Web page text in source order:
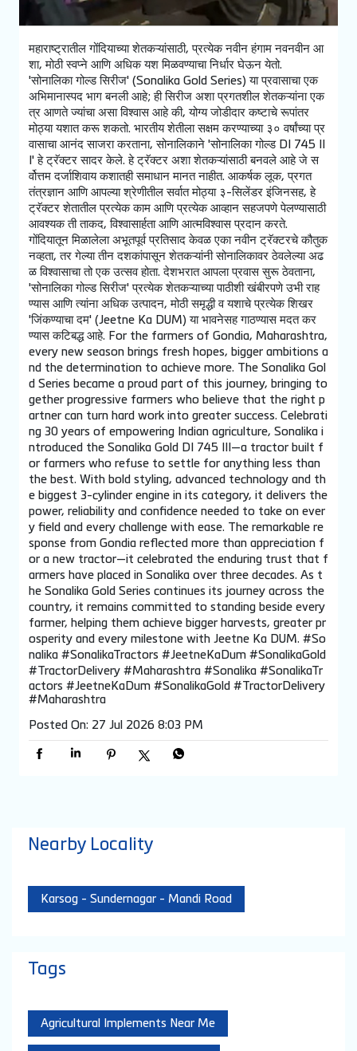
महाराष्ट्रातील गोंदियाच्या शेतकऱ्यांसाठी, प्रत्येक नवीन हंगाम नवनवीन आ
शा, मोठी स्वप्ने आणि अधिक यश मिळवण्याचा निर्धार घेऊन येतो.
'सोनालिका गोल्ड सिरीज' (Sonalika Gold Series) या प्रवासाचा एक
अभिमानास्पद भाग बनली आहे; ही सिरीज अशा प्रगतशील शेतकऱ्यांना एक
त्र आणते ज्यांचा असा विश्वास आहे की, योग्य जोडीदार कष्टाचे रूपांतर
मोठ्या यशात करू शकतो. भारतीय शेतीला सक्षम करण्याच्या ३० वर्षांच्या प्र
वासाचा आनंद साजरा करताना, सोनालिकाने 'सोनालिका गोल्ड DI 745 II
I' हे ट्रॅक्टर सादर केले. हे ट्रॅक्टर अशा शेतकऱ्यांसाठी बनवले आहे जे स
र्वोत्तम दर्जाशिवाय कशातही समाधान मानत नाहीत. आकर्षक लूक, प्रगत
तंत्रज्ञान आणि आपल्या श्रेणीतील सर्वात मोठ्या ३-सिलेंडर इंजिनसह, हे
ट्रॅक्टर शेतातील प्रत्येक काम आणि प्रत्येक आव्हान सहजपणे पेलण्यासाठी
आवश्यक ती ताकद, विश्वासार्हता आणि आत्मविश्वास प्रदान करते.
गोंदियातून मिळालेला अभूतपूर्व प्रतिसाद केवळ एका नवीन ट्रॅक्टरचे कौतुक
नव्हता, तर गेल्या तीन दशकांपासून शेतकऱ्यांनी सोनालिकावर ठेवलेल्या अढ
ळ विश्वासाचा तो एक उत्सव होता. देशभरात आपला प्रवास सुरू ठेवताना,
'सोनालिका गोल्ड सिरीज' प्रत्येक शेतकऱ्याच्या पाठीशी खंबीरपणे उभी राह
ण्यास आणि त्यांना अधिक उत्पादन, मोठी समृद्धी व यशाचे प्रत्येक शिखर
'जिंकण्याचा दम' (Jeetne Ka DUM) या भावनेसह गाठण्यास मदत कर
ण्यास कटिबद्ध आहे. For the farmers of Gondia, Maharashtra,
every new season brings fresh hopes, bigger ambitions a
nd the determination to achieve more. The Sonalika Gol
d Series became a proud part of this journey, bringing to
gether progressive farmers who believe that the right p
artner can turn hard work into greater success. Celebrati
ng 30 years of empowering Indian agriculture, Sonalika i
ntroduced the Sonalika Gold DI 745 III—a tractor built f
or farmers who refuse to settle for anything less than
the best. With bold styling, advanced technology and th
e biggest 3-cylinder engine in its category, it delivers the
power, reliability and confidence needed to take on ever
y field and every challenge with ease. The remarkable re
sponse from Gondia reflected more than appreciation f
or a new tractor—it celebrated the enduring trust that f
armers have placed in Sonalika over three decades. As t
he Sonalika Gold Series continues its journey across the
country, it remains committed to standing beside every
farmer, helping them achieve bigger harvests, greater pr
osperity and every milestone with Jeetne Ka DUM. #So
nalika #SonalikaTractors #JeetneKaDum #SonalikaGold
#TractorDelivery #Maharashtra #Sonalika #SonalikaTr
actors #JeetneKaDum #SonalikaGold #TractorDelivery
#Maharashtra
Posted On: 27 Jul 2026 8:03 PM
Nearby Locality
Karsog - Sundernagar - Mandi Road
Tags
Agricultural Implements Near Me